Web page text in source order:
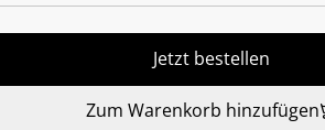
Jetzt bestellen
Zum Warenkorb hinzufügen